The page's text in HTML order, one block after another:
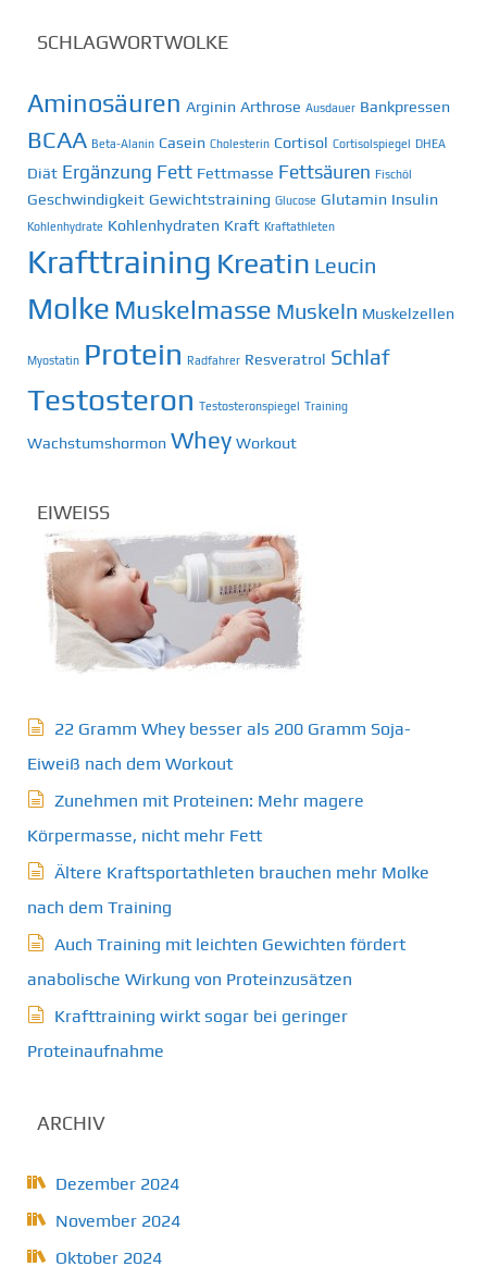
SCHLAGWORTWOLKE
Aminosäuren Arginin Arthrose Ausdauer Bankpressen
BCAA Beta-Alanin Casein Cholesterin Cortisol Cortisolspiegel DHEA
Diät Ergänzung Fett Fettmasse Fettsäuren Fischöl
Geschwindigkeit Gewichtstraining Glucose Glutamin Insulin
Kohlenhydrate Kohlenhydraten Kraft Kraftathleten
Krafttraining Kreatin Leucin
Molke Muskelmasse Muskeln Muskelzellen
Myostatin Protein Radfahrer Resveratrol Schlaf
Testosteron Testosteronspiegel Training
Wachstumshormon Whey Workout
EIWEISS
22 Gramm Whey besser als 200 Gramm Soja-
Eiweiß nach dem Workout
Zunehmen mit Proteinen: Mehr magere
Körpermasse, nicht mehr Fett
Ältere Kraftsportathleten brauchen mehr Molke
nach dem Training
Auch Training mit leichten Gewichten fördert
anabolische Wirkung von Proteinzusätzen
Krafttraining wirkt sogar bei geringer
Proteinaufnahme
ARCHIV
Dezember 2024
November 2024
Oktober 2024